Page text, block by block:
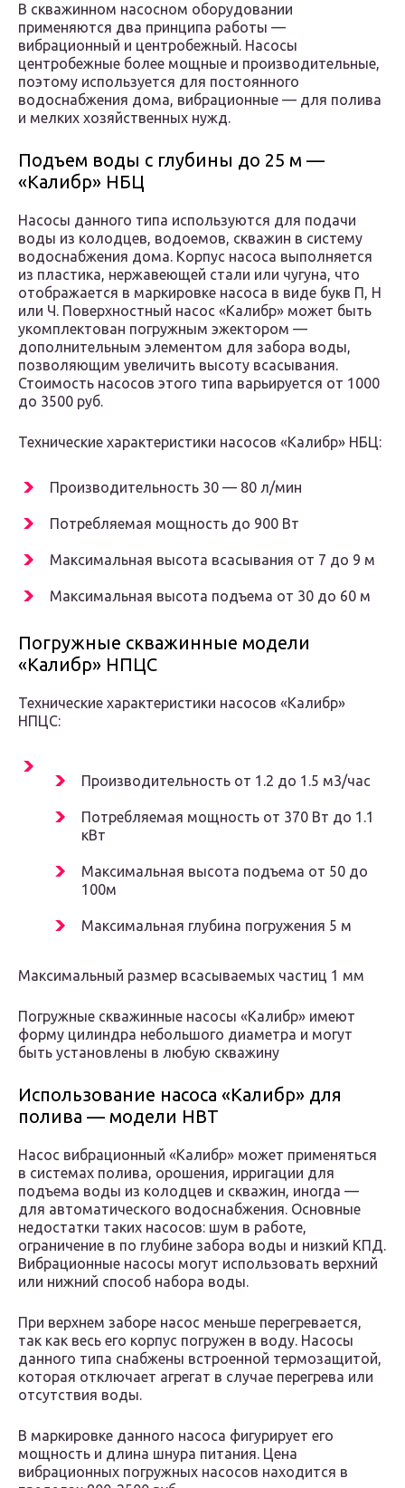
В скважинном насосном оборудовании
применяются два принципа работы —
вибрационный и центробежный. Насосы
центробежные более мощные и производительные,
поэтому используется для постоянного
водоснабжения дома, вибрационные — для полива
и мелких хозяйственных нужд.
Подъем воды с глубины до 25 м —
«Калибр» НБЦ
Насосы данного типа используются для подачи
воды из колодцев, водоемов, скважин в систему
водоснабжения дома. Корпус насоса выполняется
из пластика, нержавеющей стали или чугуна, что
отображается в маркировке насоса в виде букв П, Н
или Ч. Поверхностный насос «Калибр» может быть
укомплектован погружным эжектором —
дополнительным элементом для забора воды,
позволяющим увеличить высоту всасывания.
Стоимость насосов этого типа варьируется от 1000
до 3500 руб.
Технические характеристики насосов «Калибр» НБЦ:
Производительность 30 — 80 л/мин
Потребляемая мощность до 900 Вт
Максимальная высота всасывания от 7 до 9 м
Максимальная высота подъема от 30 до 60 м
Погружные скважинные модели
«Калибр» НПЦС
Технические характеристики насосов «Калибр»
НПЦС:
Производительность от 1.2 до 1.5 м3/час
Потребляемая мощность от 370 Вт до 1.1
кВт
Максимальная высота подъема от 50 до
100м
Максимальная глубина погружения 5 м
Максимальный размер всасываемых частиц 1 мм
Погружные скважинные насосы «Калибр» имеют
форму цилиндра небольшого диаметра и могут
быть установлены в любую скважину
Использование насоса «Калибр» для
полива — модели НВТ
Насос вибрационный «Калибр» может применяться
в системах полива, орошения, ирригации для
подъема воды из колодцев и скважин, иногда —
для автоматического водоснабжения. Основные
недостатки таких насосов: шум в работе,
ограничение в по глубине забора воды и низкий КПД.
Вибрационные насосы могут использовать верхний
или нижний способ набора воды.
При верхнем заборе насос меньше перегревается,
так как весь его корпус погружен в воду. Насосы
данного типа снабжены встроенной термозащитой,
которая отключает агрегат в случае перегрева или
отсутствия воды.
В маркировке данного насоса фигурирует его
мощность и длина шнура питания. Цена
вибрационных погружных насосов находится в